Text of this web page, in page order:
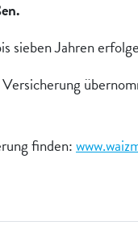
bei der
beispielsweise
dieser
sieben Jahren
finden: